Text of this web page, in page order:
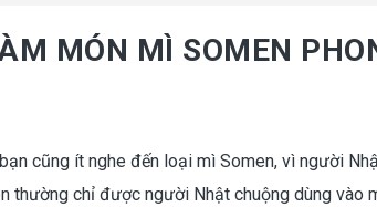
MÓN MÌ SOMEN
cũng ít nghe đến loại mì Somen, vì người
thường chỉ được người Nhật chuộng dùng vào